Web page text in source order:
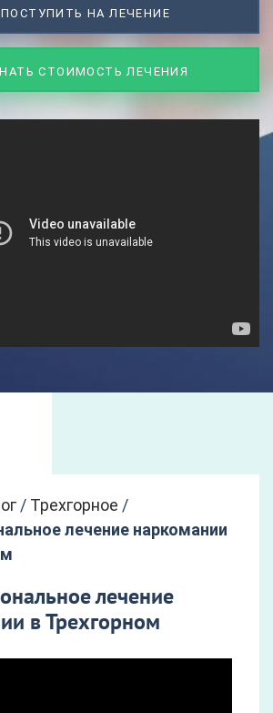
ПОСТУПИТЬ НА ЛЕЧЕНИЕ
СТОИМОСТЬ ЛЕЧЕНИЯ
/ Трехгорное /
лечение наркомании
лечение
в Трехгорном